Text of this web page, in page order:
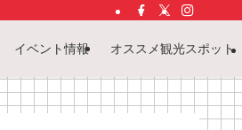
イベント情報 オススメ観光スポット